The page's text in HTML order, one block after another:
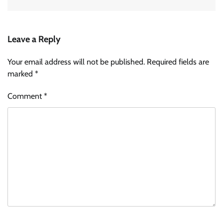
Leave a Reply
Your email address will not be published. Required fields are
marked *
Comment*